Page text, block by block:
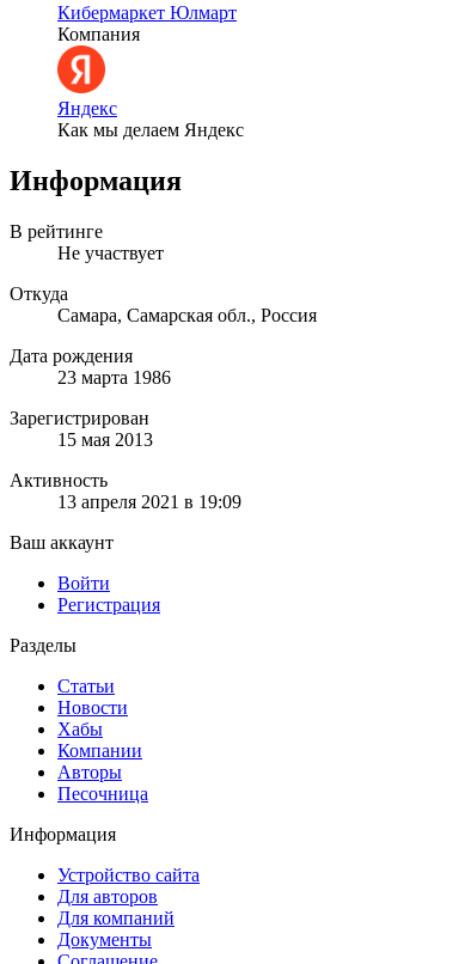
Кибермаркет Юлмарт
Компания
Яндекс
Как мы делаем Яндекс
Информация
В рейтинге
Не участвует
Откуда
Самара, Самарская обл., Россия
Дата рождения
23 марта 1986
Зарегистрирован
15 мая 2013
Активность
13 апреля 2021 в 19:09
Ваш аккаунт
Войти
Регистрация
Разделы
Статьи
Новости
Хабы
Компании
Авторы
Песочница
Информация
Устройство сайта
Для авторов
Для компаний
Документы